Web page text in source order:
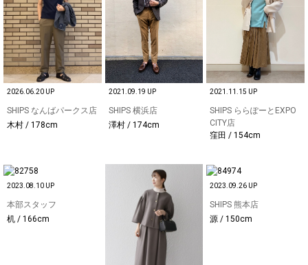
2026.06.20 UP
SHIPS なんばパークス店
木村 / 178cm
2021.09.19 UP
SHIPS 横浜店
澤村 / 174cm
2021.11.15 UP
SHIPS ららぽーとEXPO
CITY店
窪田 / 154cm
2023.08.10 UP
本部スタッフ
机 / 166cm
2023.09.26 UP
SHIPS 熊本店
源 / 150cm